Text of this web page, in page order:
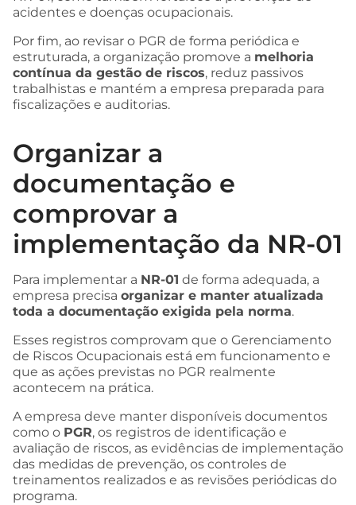
acidentes e doenças ocupacionais.
Por fim, ao revisar o PGR de forma periódica e
estruturada, a organização promove a melhoria
contínua da gestão de riscos, reduz passivos
trabalhistas e mantém a empresa preparada para
fiscalizações e auditorias.
Organizar a
documentação e
comprovar a
implementação da NR-01
Para implementar a NR-01 de forma adequada, a
empresa precisa organizar e manter atualizada
toda a documentação exigida pela norma.
Esses registros comprovam que o Gerenciamento
de Riscos Ocupacionais está em funcionamento e
que as ações previstas no PGR realmente
acontecem na prática.
A empresa deve manter disponíveis documentos
como o PGR, os registros de identificação e
avaliação de riscos, as evidências de implementação
das medidas de prevenção, os controles de
treinamentos realizados e as revisões periódicas do
programa.